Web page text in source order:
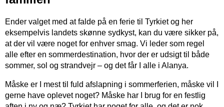
Ender valget med at falde på en ferie til Tyrkiet og her
eksempelvis landets skønne sydkyst, kan du være sikker på,
at der vil være noget for enhver smag. Vi leder som regel
alle efter en sommerdestination, hvor der er udsigt til både
sommer, sol og strandvejr – og det får I alle i Alanya.
Måske er I mest til fuld afslapning i sommerferien, måske vil I
gerne have oplevet noget? Måske har I brug for en festlig